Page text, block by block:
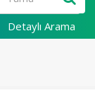
Detaylı Arama